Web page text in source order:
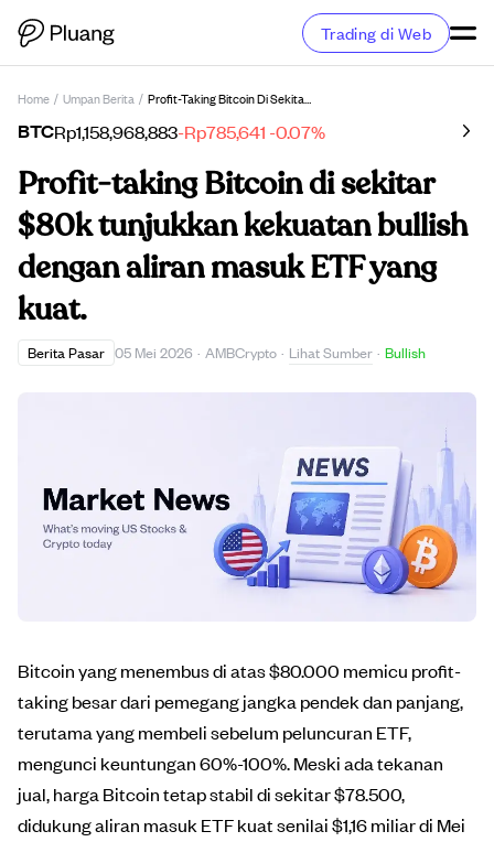
Trading di Web
Home / Umpan Berita / Profit-Taking Bitcoin Di Sekitar $80k Tunjukkan Kekuatan Bullish Dengan Aliran Masuk ETF Yang Kuat.
BTCRp1,158,968,883-Rp785,641 -0.07%
Profit-taking Bitcoin di sekitar
$80k tunjukkan kekuatan bullish
dengan aliran masuk ETF yang
kuat.
Berita Pasar 05 Mei 2026 · AMBCrypto · Lihat Sumber · Bullish
Bitcoin yang menembus di atas $80.000 memicu profit-
taking besar dari pemegang jangka pendek dan panjang,
terutama yang membeli sebelum peluncuran ETF,
mengunci keuntungan 60%-100%. Meski ada tekanan
jual, harga Bitcoin tetap stabil di sekitar $78.500,
didukung aliran masuk ETF kuat senilai $1,16 miliar di Mei